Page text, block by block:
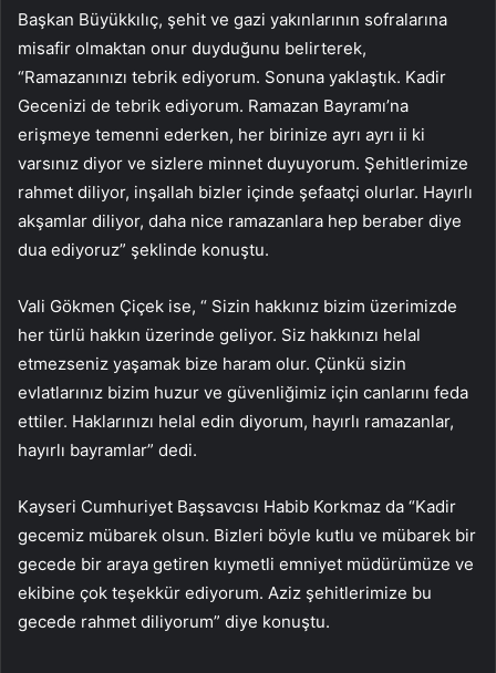
Başkan Büyükkılıç, şehit ve gazi yakınlarının sofralarına
misafir olmaktan onur duyduğunu belirterek,
“Ramazanınızı tebrik ediyorum. Sonuna yaklaştık. Kadir
Gecenizi de tebrik ediyorum. Ramazan Bayramı’na
erişmeye temenni ederken, her birinize ayrı ayrı ii ki
varsınız diyor ve sizlere minnet duyuyorum. Şehitlerimize
rahmet diliyor, inşallah bizler içinde şefaatçi olurlar. Hayırlı
akşamlar diliyor, daha nice ramazanlara hep beraber diye
dua ediyoruz” şeklinde konuştu.
Vali Gökmen Çiçek ise, “ Sizin hakkınız bizim üzerimizde
her türlü hakkın üzerinde geliyor. Siz hakkınızı helal
etmezseniz yaşamak bize haram olur. Çünkü sizin
evlatlarınız bizim huzur ve güvenliğimiz için canlarını feda
ettiler. Haklarınızı helal edin diyorum, hayırlı ramazanlar,
hayırlı bayramlar” dedi.
Kayseri Cumhuriyet Başsavcısı Habib Korkmaz da “Kadir
gecemiz mübarek olsun. Bizleri böyle kutlu ve mübarek bir
gecede bir araya getiren kıymetli emniyet müdürümüze ve
ekibine çok teşekkür ediyorum. Aziz şehitlerimize bu
gecede rahmet diliyorum” diye konuştu.